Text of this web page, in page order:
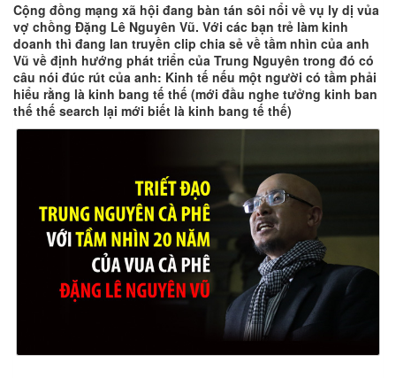
Cộng đồng mạng xã hội đang bàn tán sôi nổi về vụ ly dị vủa
vợ chồng Đặng Lê Nguyên Vũ. Với các bạn trẻ làm kinh
doanh thì đang lan truyền clip chia sẻ về tầm nhìn của anh
Vũ về định hướng phát triển của Trung Nguyên trong đó có
câu nói đúc rút của anh: Kinh tế nếu một người có tầm phải
hiểu rằng là kinh bang tế thế (mới đầu nghe tưởng kinh ban
thế thế search lại mới biết là kinh bang tế thế)